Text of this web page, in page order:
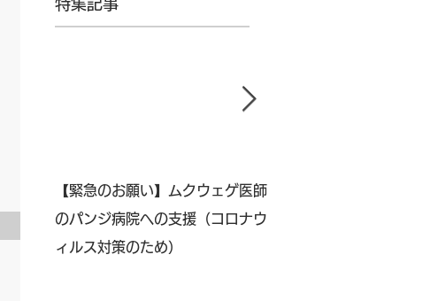
特集記事
【緊急のお願い】ムクウェゲ医師
のパンジ病院への支援（コロナウ
ィルス対策のため）